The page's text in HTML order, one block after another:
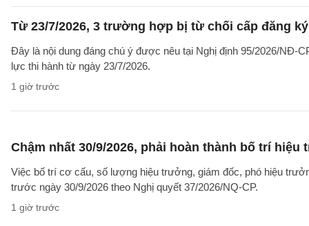
Từ 23/7/2026, 3 trường hợp bị từ chối cấp đăng
Đây là nội dung đáng chú ý được nêu tại Nghị định 95/2026/NĐ-
lực thi hành từ ngày 23/7/2026.
1 giờ trước
Chậm nhất 30/9/2026, phải hoàn thành bố trí
Việc bố trí cơ cấu, số lượng hiệu trưởng, giám đốc, phó hiệu
trước ngày 30/9/2026 theo Nghị quyết 37/2026/NQ-CP.
1 giờ trước